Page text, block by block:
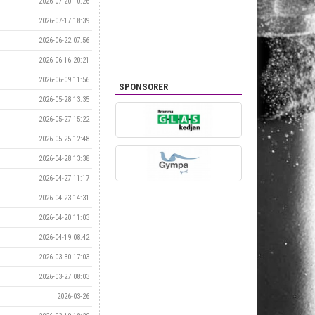
2026-07-17 18:39
2026-06-22 07:56
2026-06-16 20:21
2026-06-09 11:56
2026-05-28 13:35
2026-05-27 15:22
2026-05-25 12:48
2026-04-28 13:38
2026-04-27 11:17
2026-04-23 14:31
2026-04-20 11:03
2026-04-19 08:42
2026-03-30 17:03
2026-03-27 08:03
2026-03-26
SPONSORER